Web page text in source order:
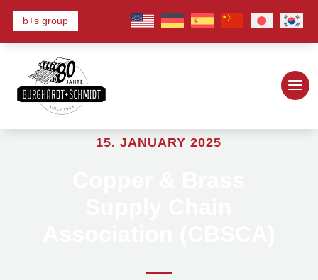
b+s group
15. JANUARY 2025